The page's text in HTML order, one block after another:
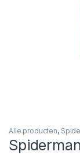
Alle producten,